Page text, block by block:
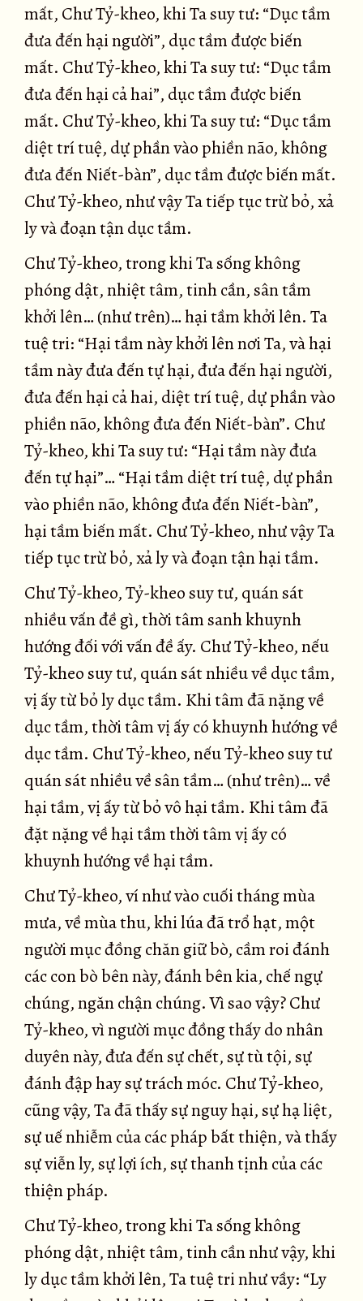
mất, Chư Tỷ-kheo, khi Ta suy tư: “Dục tầm
đưa đến hại người”, dục tầm được biến
mất. Chư Tỷ-kheo, khi Ta suy tư: “Dục tầm
đưa đến hại cả hai”, dục tầm được biến
mất. Chư Tỷ-kheo, khi Ta suy tư: “Dục tầm
diệt trí tuệ, dự phần vào phiền não, không
đưa đến Niết-bàn”, dục tầm được biến mất.
Chư Tỷ-kheo, như vậy Ta tiếp tục trừ bỏ, xả
ly và đoạn tận dục tầm.
Chư Tỷ-kheo, trong khi Ta sống không
phóng dật, nhiệt tâm, tinh cần, sân tầm
khởi lên… (như trên)… hại tầm khởi lên. Ta
tuệ tri: “Hại tầm này khởi lên nơi Ta, và hại
tầm này đưa đến tự hại, đưa đến hại người,
đưa đến hại cả hai, diệt trí tuệ, dự phần vào
phiền não, không đưa đến Niết-bàn”. Chư
Tỷ-kheo, khi Ta suy tư: “Hại tầm này đưa
đến tự hại”… “Hại tầm diệt trí tuệ, dự phần
vào phiền não, không đưa đến Niết-bàn”,
hại tầm biến mất. Chư Tỷ-kheo, như vậy Ta
tiếp tục trừ bỏ, xả ly và đoạn tận hại tầm.
Chư Tỷ-kheo, Tỷ-kheo suy tư, quán sát
nhiều vấn đề gì, thời tâm sanh khuynh
hướng đối với vấn đề ấy. Chư Tỷ-kheo, nếu
Tỷ-kheo suy tư, quán sát nhiều về dục tầm,
vị ấy từ bỏ ly dục tầm. Khi tâm đã nặng về
dục tầm, thời tâm vị ấy có khuynh hướng về
dục tầm. Chư Tỷ-kheo, nếu Tỷ-kheo suy tư
quán sát nhiều về sân tầm… (như trên)… về
hại tầm, vị ấy từ bỏ vô hại tầm. Khi tâm đã
đặt nặng về hại tầm thời tâm vị ấy có
khuynh hướng về hại tầm.
Chư Tỷ-kheo, ví như vào cuối tháng mùa
mưa, về mùa thu, khi lúa đã trổ hạt, một
người mục đồng chăn giữ bò, cầm roi đánh
các con bò bên này, đánh bên kia, chế ngự
chúng, ngăn chận chúng. Vì sao vậy? Chư
Tỷ-kheo, vì người mục đồng thấy do nhân
duyên này, đưa đến sự chết, sự tù tội, sự
đánh đập hay sự trách móc. Chư Tỷ-kheo,
cũng vậy, Ta đã thấy sự nguy hại, sự hạ liệt,
sự uế nhiễm của các pháp bất thiện, và thấy
sự viễn ly, sự lợi ích, sự thanh tịnh của các
thiện pháp.
Chư Tỷ-kheo, trong khi Ta sống không
phóng dật, nhiệt tâm, tinh cần như vậy, khi
ly dục tầm khởi lên, Ta tuệ tri như vầy: “Ly